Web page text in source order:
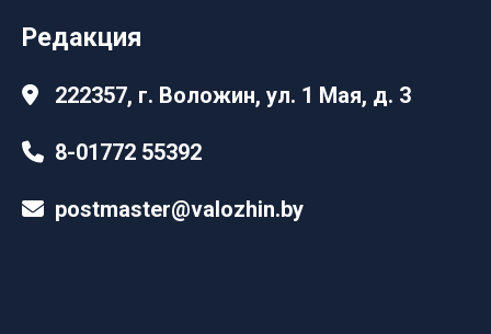
Редакция
222357, г. Воложин, ул. 1 Мая, д. 3
8-01772 55392
postmaster@valozhin.by